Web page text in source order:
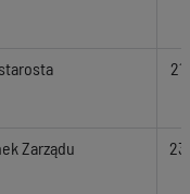
Zarządu